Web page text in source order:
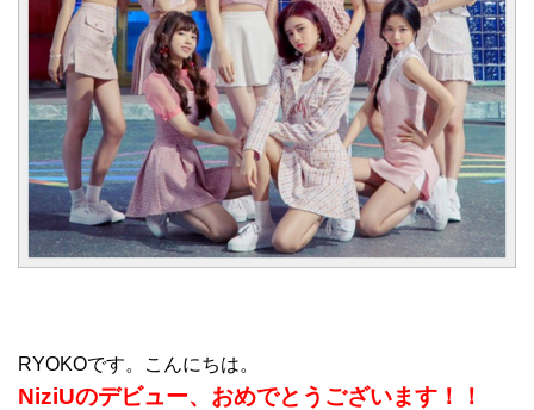
RYOKOです。こんにちは。
NiziUのデビュー、おめでとうございます！！